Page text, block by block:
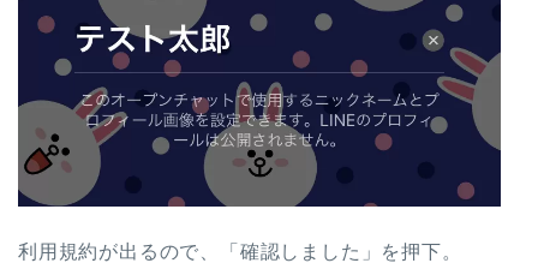
利用規約が出るので、「確認しました」を押下。